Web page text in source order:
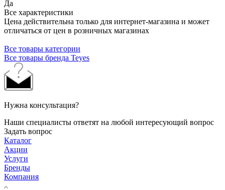
Да
Все характеристики
Цена действительна только для интернет-магазина и может
отличаться от цен в розничных магазинах
Все товары категории
Все товары бренда Teyes
Нужна консультация?
Наши специалисты ответят на любой интересующий вопрос
Задать вопрос
Каталог
Акции
Услуги
Бренды
Компания